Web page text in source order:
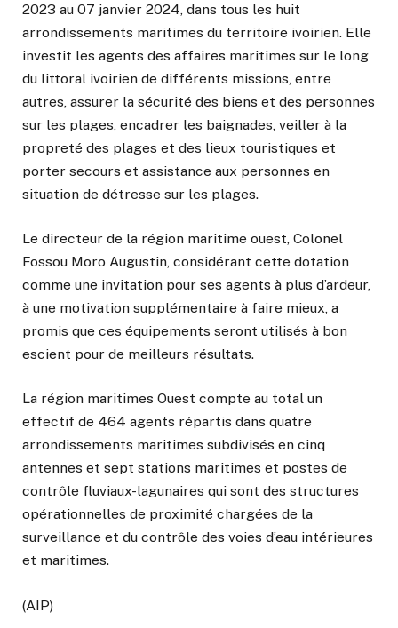
2023 au 07 janvier 2024, dans tous les huit
arrondissements maritimes du territoire ivoirien. Elle
investit les agents des affaires maritimes sur le long
du littoral ivoirien de différents missions, entre
autres, assurer la sécurité des biens et des personnes
sur les plages, encadrer les baignades, veiller à la
propreté des plages et des lieux touristiques et
porter secours et assistance aux personnes en
situation de détresse sur les plages.
Le directeur de la région maritime ouest, Colonel
Fossou Moro Augustin, considérant cette dotation
comme une invitation pour ses agents à plus d’ardeur,
à une motivation supplémentaire à faire mieux, a
promis que ces équipements seront utilisés à bon
escient pour de meilleurs résultats.
La région maritimes Ouest compte au total un
effectif de 464 agents répartis dans quatre
arrondissements maritimes subdivisés en cinq
antennes et sept stations maritimes et postes de
contrôle fluviaux-lagunaires qui sont des structures
opérationnelles de proximité chargées de la
surveillance et du contrôle des voies d’eau intérieures
et maritimes.
(AIP)